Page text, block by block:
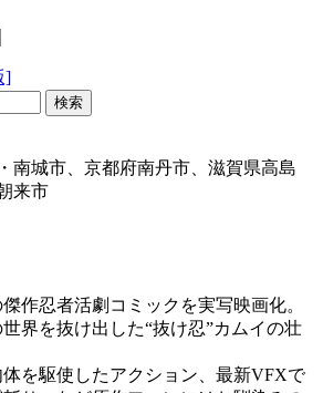
南城市、京都府南丹市、滋賀県高島
来市
作忍者活劇コミックを実写映画化。
界を抜け出した“抜け忍”カムイの壮
を駆使したアクション、最新VFXで